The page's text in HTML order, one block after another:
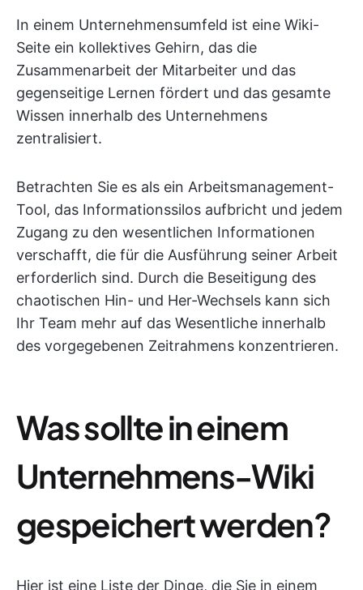
In einem Unternehmensumfeld ist eine Wiki-
Seite ein kollektives Gehirn, das die
Zusammenarbeit der Mitarbeiter und das
gegenseitige Lernen fördert und das gesamte
Wissen innerhalb des Unternehmens
zentralisiert.
Betrachten Sie es als ein Arbeitsmanagement-
Tool, das Informationssilos aufbricht und jedem
Zugang zu den wesentlichen Informationen
verschafft, die für die Ausführung seiner Arbeit
erforderlich sind. Durch die Beseitigung des
chaotischen Hin- und Her-Wechsels kann sich
Ihr Team mehr auf das Wesentliche innerhalb
des vorgegebenen Zeitrahmens konzentrieren.
Was sollte in einem
Unternehmens-Wiki
gespeichert werden?
Hier ist eine Liste der Dinge, die Sie in einem